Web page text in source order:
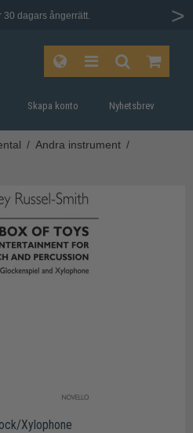
30 dagars ångerrätt.
Skapa konto Nyhetsbrev
/ Andra instrument /
Xylophone